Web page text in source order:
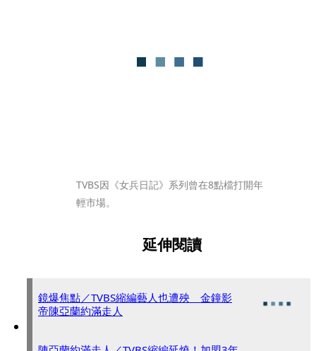
TVBS因《女兵日記》系列曾在8點檔打開年
輕市場。
延伸閱讀
鏡爆焦點／TVBS縮編藝人也遭殃 金鐘影
帝陳亞蘭約滿走人